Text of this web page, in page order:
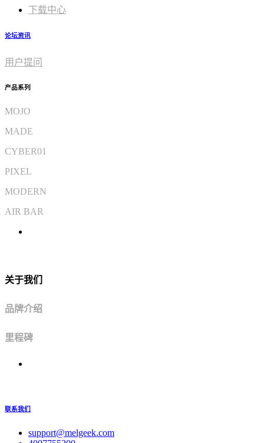
下载中心
论坛资讯
用户提问
产品系列
MOJO
MADE
CYBER01
PIXEL
MODERN
AIR BAR
关于我们
品牌介绍
里程碑
联系我们
support@melgeek.com